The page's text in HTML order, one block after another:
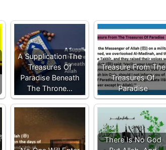
A Supplication The
Treasures Of
Paradise Beneath
The Throne…
Treasure From The
Treasures Of
Paradise
There Is No God